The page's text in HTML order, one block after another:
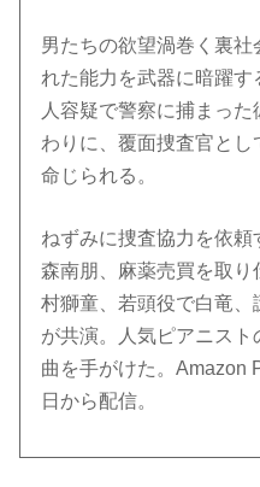
男たちの欲望渦巻く裏
れた能力を武器に暗躍
人容疑で警察に捕まっ
わりに、覆面捜査官とし
命じられる。
ねずみに捜査協力を依
森南朋、麻薬売買を取り
村獅童、若頭役で白竜、
が共演。人気ピアニス
曲を手がけた。Amazon
日から配信。